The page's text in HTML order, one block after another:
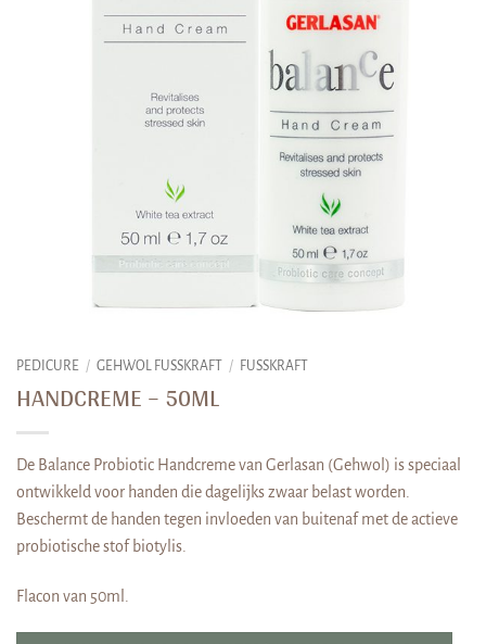
PEDICURE / GEHWOL FUSSKRAFT / FUSSKRAFT
HANDCREME – 50ML
De Balance Probiotic Handcreme van Gerlasan (Gehwol) is speciaal
ontwikkeld voor handen die dagelijks zwaar belast worden.
Beschermt de handen tegen invloeden van buitenaf met de actieve
probiotische stof biotylis.
Flacon van 50ml.